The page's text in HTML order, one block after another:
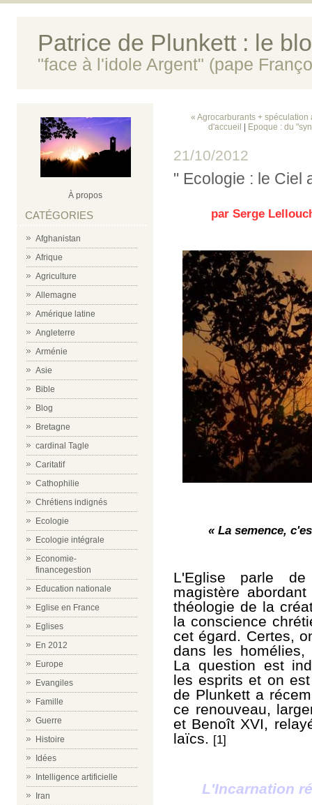
Patrice de Plunkett : le
"face à l'idole Argent" (pape
À propos
CATÉGORIES
Afghanistan
Afrique
Agriculture
Allemagne
Amérique latine
Angleterre
Arménie
Asie
Bible
Blog
Bretagne
cardinal Tagle
Caritatif
Cathophilie
Chrétiens indignés
Ecologie
Ecologie intégrale
Economie-
financegestion
Education nationale
Eglise en France
Eglises
En 2012
Europe
Evangiles
Famille
Guerre
Histoire
Idées
Intelligence artificielle
Iran
« Agrocarburants +
d'accueil
Epoque : du
21/10/2012
" Ecologie : le Ciel
par Serge
« La semence,
L'Eglise parle
magistère
théologie de la
la conscience
cet égard. Certes,
dans les homélies,
La question est
les esprits et on
de Plunkett a
ce renouveau,
et Benoît XVI,
laïcs. [1]
L'Incarnation